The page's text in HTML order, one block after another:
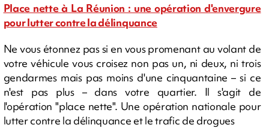
Place nette à La Réunion : une opération d'envergure
pour lutter contre la délinquance
Ne vous étonnez pas si en vous promenant au volant de
votre véhicule vous croisez non pas un, ni deux, ni trois
gendarmes mais pas moins d'une cinquantaine – si ce
n'est pas plus – dans votre quartier. Il s'agit de
l'opération "place nette". Une opération nationale pour
lutter contre la délinquance et le trafic de drogues